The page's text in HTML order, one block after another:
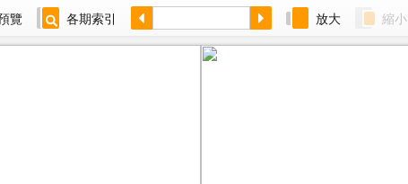
覽 各期索引 放大 縮小